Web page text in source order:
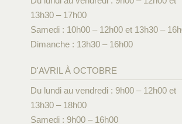
13h30 – 17h00
Samedi : 10h00 – 12h00 et 13h30 –
Dimanche : 13h30 – 16h00
D'AVRIL À OCTOBRE
Du lundi au vendredi : 9h00 – 12h00 et
13h30 – 18h00
Samedi : 9h00 – 16h00